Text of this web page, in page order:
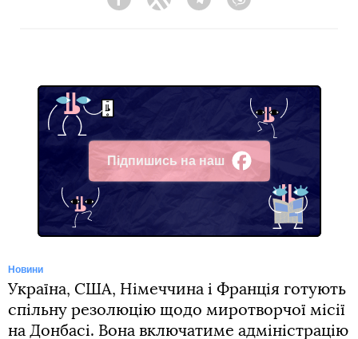
FacebookTwitter Telegram
Підпишись на наш
Facebook
Новини
Україна, США, Німеччина і Франція готують
спільну резолюцію щодо миротворчої місії
на Донбасі. Вона включатиме адміністрацію